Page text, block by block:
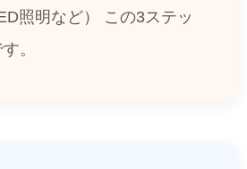
照明など）
この3ステッ
。